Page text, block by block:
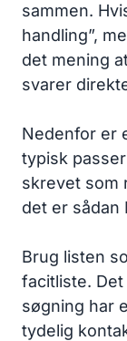
sammen.
handling”,
det mening
svarer
Nedenfor er
typisk
skrevet som
det er sådan
Brug listen
facitliste.
søgning har
tydelig